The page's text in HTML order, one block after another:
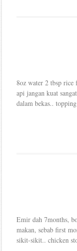
8oz water 2 tbsp
api jangan kuat
dalam bekas..
Emir dah 7months,
makan, sebab first
sikit-sikit.. chicken